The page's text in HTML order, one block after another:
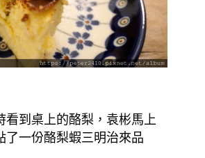
看到桌上的酪梨，袁彬馬上
了一份酪梨蝦三明治來品